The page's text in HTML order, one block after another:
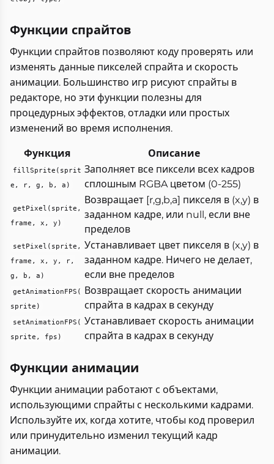
Функции спрайтов
Функции спрайтов позволяют коду проверять или
изменять данные пикселей спрайта и скорость
анимации. Большинство игр рисуют спрайты в
редакторе, но эти функции полезны для
процедурных эффектов, отладки или простых
изменений во время исполнения.
Функция Описание
fillSprite(sprit
e, r, g, b, a)
Заполняет все пиксели всех кадров
сплошным RGBA цветом (0-255)
getPixel(sprite,
frame, x, y)
Возвращает [r,g,b,a] пикселя в (x,y) в
заданном кадре, или null, если вне
пределов
setPixel(sprite,
frame, x, y, r,
g, b, a)
Устанавливает цвет пикселя в (x,y) в
заданном кадре. Ничего не делает,
если вне пределов
getAnimationFPS(
sprite)
Возвращает скорость анимации
спрайта в кадрах в секунду
setAnimationFPS(
sprite, fps)
Устанавливает скорость анимации
спрайта в кадрах в секунду
Функции анимации
Функции анимации работают с объектами,
использующими спрайты с несколькими кадрами.
Используйте их, когда хотите, чтобы код проверил
или принудительно изменил текущий кадр
анимации.